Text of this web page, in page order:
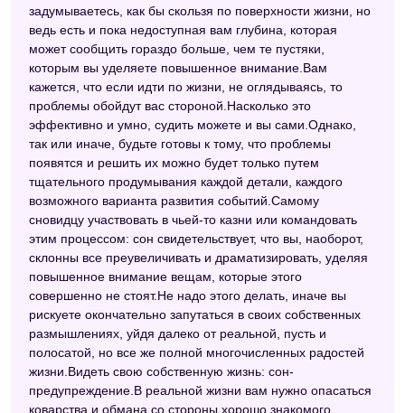
задумываетесь, как бы скользя по поверхности жизни, но
ведь есть и пока недоступная вам глубина, которая
может сообщить гораздо больше, чем те пустяки,
которым вы уделяете повышенное внимание.Вам
кажется, что если идти по жизни, не оглядываясь, то
проблемы обойдут вас стороной.Насколько это
эффективно и умно, судить можете и вы сами.Однако,
так или иначе, будьте готовы к тому, что проблемы
появятся и решить их можно будет только путем
тщательного продумывания каждой детали, каждого
возможного варианта развития событий.Самому
сновидцу участвовать в чьей-то казни или командовать
этим процессом: сон свидетельствует, что вы, наоборот,
склонны все преувеличивать и драматизировать, уделяя
повышенное внимание вещам, которые этого
совершенно не стоят.Не надо этого делать, иначе вы
рискуете окончательно запутаться в своих собственных
размышлениях, уйдя далеко от реальной, пусть и
полосатой, но все же полной многочисленных радостей
жизни.Видеть свою собственную жизнь: сон-
предупреждение.В реальной жизни вам нужно опасаться
коварства и обмана со стороны хорошо знакомого